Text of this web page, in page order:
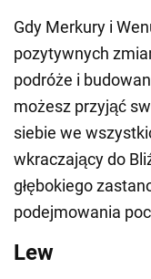
Gdy Merkury i
pozytywnych
podróże i
możesz przyjąć
siebie we
wkraczający do
głębokiego
podejmowania
Lew